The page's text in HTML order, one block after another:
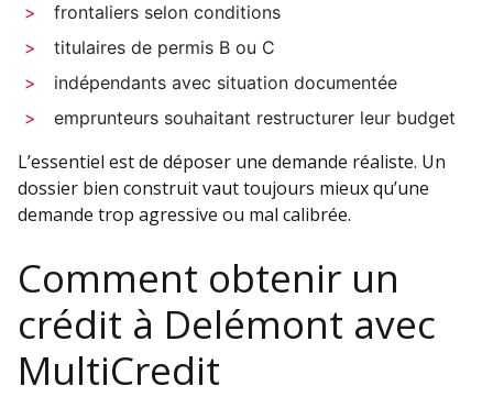
frontaliers selon conditions
titulaires de permis B ou C
indépendants avec situation documentée
emprunteurs souhaitant restructurer leur budget
L’essentiel est de déposer une demande réaliste. Un
dossier bien construit vaut toujours mieux qu’une
demande trop agressive ou mal calibrée.
Comment obtenir un
crédit à Delémont avec
MultiCredit